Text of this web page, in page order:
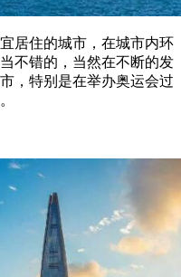
居住的城市，在城市内环
不错的，当然在不断的发
，特别是在举办奥运会过